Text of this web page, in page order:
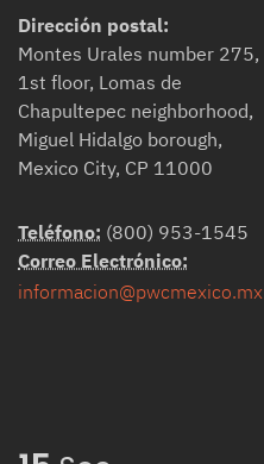
Dirección postal:
Montes Urales number 275,
1st floor, Lomas de
Chapultepec neighborhood,
Miguel Hidalgo borough,
Mexico City, CP 11000
Teléfono: (800) 953-1545
Correo Electrónico:
informacion@pwcmexico.mx